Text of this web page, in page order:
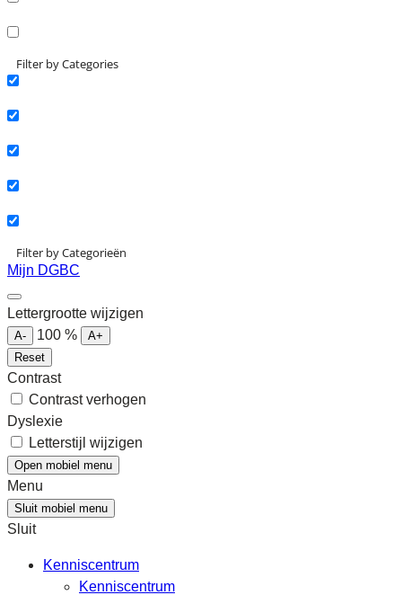
Filter by Categories
Filter by Categorieën
Mijn DGBC
Lettergrootte wijzigen
A- 100 %
A+
Reset
Contrast
Contrast verhogen
Dyslexie
Letterstijl wijzigen
Open mobiel menu
Menu
Sluit mobiel menu
Sluit
Kenniscentrum
Kenniscentrum